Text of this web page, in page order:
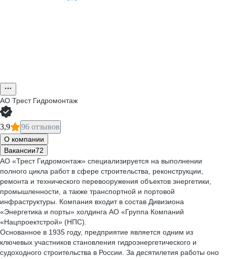
АО Трест Гидромонтаж
3,9 96 отзывов
О компании
Вакансии72
АО «Трест Гидромонтаж» специализируется на выполнении
полного цикла работ в сфере строительства, реконструкции,
ремонта и технического перевооружения объектов энергетики,
промышленности, а также транспортной и портовой
инфраструктуры. Компания входит в состав Дивизиона
«Энергетика и порты» холдинга АО «Группа Компаний
«Нацпроектстрой» (НПС).
Основанное в 1935 году, предприятие является одним из
ключевых участников становления гидроэнергетического и
судоходного строительства в России. За десятилетия работы оно